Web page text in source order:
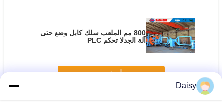
800 مم الملعب سلك كابل وضع حتى
آلة الجدلا تحكم PLC
استمر
أكثروضع آلة
Daisy